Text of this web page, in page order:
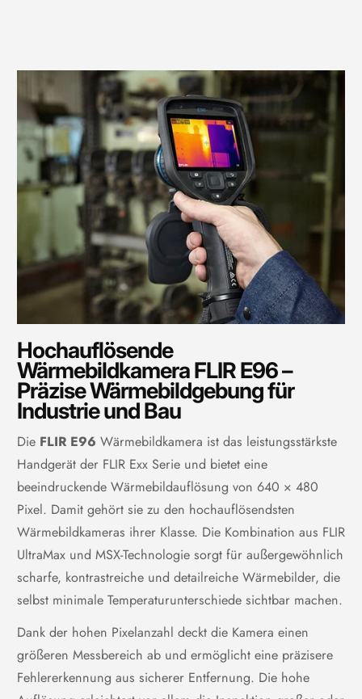
Genauigkeit
±2 °C oder ±2 % der Messwerte
Sichtfeld FOV (Field of View) 24° x 18°, 14° x 10°
Digitalkamera
5 MP (Megapixel), mit
integrierter LED-Foto-/Video-
Leuchte
4-Zoll-LCD-Touchscreen 640 x
480 Pixel mit automatischer
Drehfunktion
Speichermedium herausnehmbare SD-Karte
Bildgebung und optische Daten
Bildfrequenz
Bild in Bild
Blendenzahl f/1.3 (14°/24°-Objektiv)
Brennweite
29 mm (1,41 Zoll) / 17 mm (0,67
Detektortyp und -raster
ungekühlter Mikrobolometer, 12
5 MP (Megapixel), mit
Leuchte
Digitalzoom
1- bis 8-fach stufenlos
Hochauflösende
Wärmebildkamera FLIR E96 –
Präzise Wärmebildgebung für
Industrie und Bau
Die FLIR E96 Wärmebildkamera ist das leistungsstärkste
Handgerät der FLIR Exx Serie und bietet eine
beeindruckende Wärmebildauflösung von 640 × 480
Pixel. Damit gehört sie zu den hochauflösendsten
Wärmebildkameras ihrer Klasse. Die Kombination aus FLIR
UltraMax und MSX-Technologie sorgt für außergewöhnlich
scharfe, kontrastreiche und detailreiche Wärmebilder, die
selbst minimale Temperaturunterschiede sichtbar machen.
Dank der hohen Pixelanzahl deckt die Kamera einen
größeren Messbereich ab und ermöglicht eine präzisere
Fehlererkennung aus sicherer Entfernung. Die hohe